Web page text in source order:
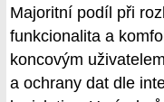
Majoritní podíl při
funkcionalita a
koncovým
a ochrany dat dle